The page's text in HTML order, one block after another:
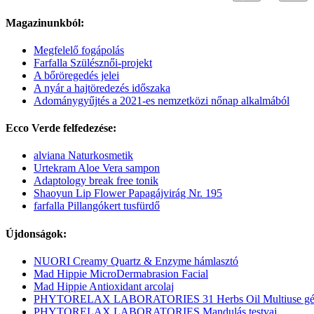
Magazinunkból:
Megfelelő fogápolás
Farfalla Szülésznői-projekt
A bőröregedés jelei
A nyár a hajtöredezés időszaka
Adománygyűjtés a 2021-es nemzetközi nőnap alkalmából
Ecco Verde felfedezése:
alviana Naturkosmetik
Urtekram Aloe Vera sampon
Adaptology break free tonik
Shaoyun Lip Flower Papagájvirág Nr. 195
farfalla Pillangókert tusfürdő
Újdonságok:
NUORI Creamy Quartz & Enzyme hámlasztó
Mad Hippie MicroDermabrasion Facial
Mad Hippie Antioxidant arcolaj
PHYTORELAX LABORATORIES 31 Herbs Oil Multiuse
PHYTORELAX LABORATORIES Mandulás testvaj